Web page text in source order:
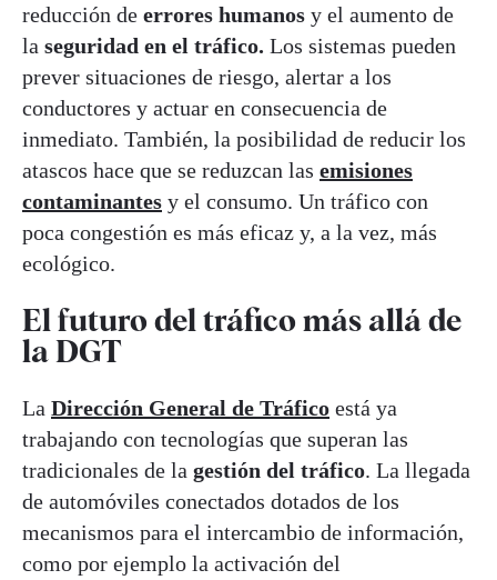
reducción de errores humanos y el aumento de
la seguridad en el tráfico. Los sistemas pueden
prever situaciones de riesgo, alertar a los
conductores y actuar en consecuencia de
inmediato. También, la posibilidad de reducir los
atascos hace que se reduzcan las emisiones
contaminantes y el consumo. Un tráfico con
poca congestión es más eficaz y, a la vez, más
ecológico.
El futuro del tráfico más allá de
la DGT
La Dirección General de Tráfico está ya
trabajando con tecnologías que superan las
tradicionales de la gestión del tráfico. La llegada
de automóviles conectados dotados de los
mecanismos para el intercambio de información,
como por ejemplo la activación del